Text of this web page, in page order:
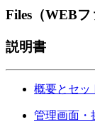
Files（WEBフ
説明書
概要とセッ
管理画面・